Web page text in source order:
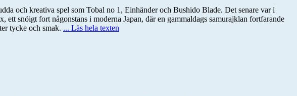
och kreativa spel som Tobal no 1, Einhänder och Bushido Blade. Det senare var i
snöigt fort någonstans i moderna Japan, där en gammaldags samurajklan fortfarande
tycke och smak. ... Läs hela texten